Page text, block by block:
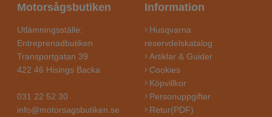
Motorsågsbutiken
Utlämningsställe:
Entreprenadbutiken
Transportgatan 39
422 46 Hisings Backa
031 22 52 30
info@motorsagsbutiken.se
Information
Husqvarna
reservdelskatalog
Artiklar & Guider
Cookies
Köpvillkor
Personuppgifter
Retur(PDF)